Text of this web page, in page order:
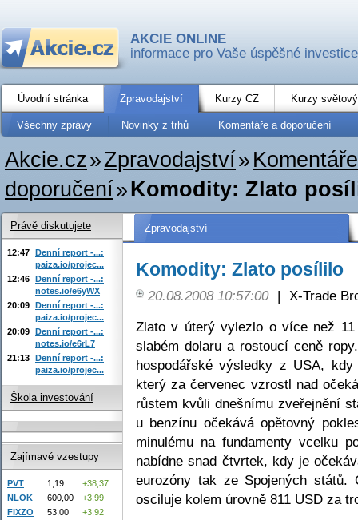
AKCIE ONLINE
informace pro Vaše úspěšné investice
Úvodní stránka Zpravodajství Kurzy CZ Kurzy
Všechny zprávy Novinky z trhů Komentáře a doporučení
Akcie.cz»Zpravodajství»
doporučení»Komodity: Zlato
Zpravodajství
Komodity: Zlato posílilo
20.08.2008 10:57:00 | X-Trade
Zlato v úterý vylezlo o více než
slabém dolaru a rostoucí ceně
hospodářské výsledky z USA,
který za červenec vzrostl nad
růstem kvůli dnešnímu zveřejnění
u benzínu očekává opětovný
minulému na fundamenty vcelku
nabídne snad čtvrtek, kdy je
eurozóny tak ze Spojených států.
osciluje kolem úrovně 811 USD za
Právě diskutujete
12:47 Denní report -...:
paiza.io/projec...
12:46 Denní report -...:
notes.io/e6yWX
20:09 Denní report -...:
paiza.io/projec...
20:09 Denní report -...:
notes.io/e6rL7
21:13 Denní report -...:
paiza.io/projec...
Škola investování
Zajímavé vzestupy
PVT 1,19
+38,37
NLOK
600,00
+3,99
FIXZO
53,00
+3,92